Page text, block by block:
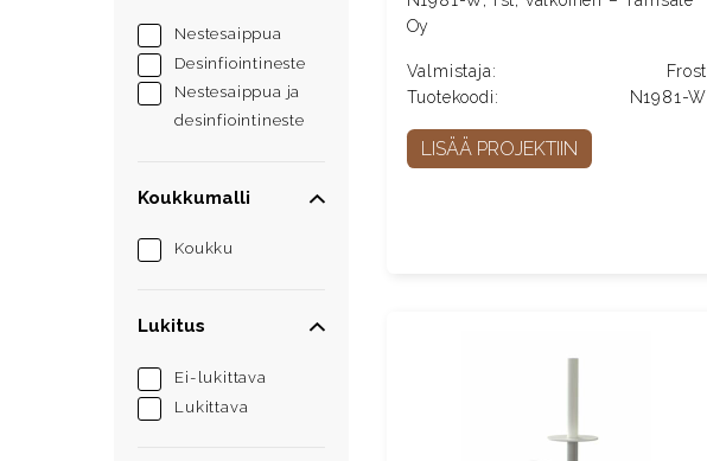
Nestesaippua
Desinfiointineste
Nestesaippua ja
desinfiointineste
Koukkumalli
Koukku
Lukitus
Ei-lukittava
Lukittava
Oy
Valmistaja:
Frost
Tuotekoodi:
N1981-W
LISÄÄ PROJEKTIIN